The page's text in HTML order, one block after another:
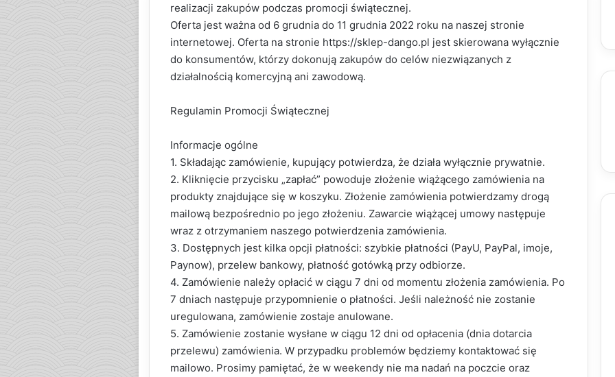
realizacji zakupów podczas promocji świątecznej.
Oferta jest ważna od 6 grudnia do 11 grudnia 2022 roku na naszej stronie
internetowej. Oferta na stronie https://sklep-dango.pl jest skierowana wyłącznie
do konsumentów, którzy dokonują zakupów do celów niezwiązanych z
działalnością komercyjną ani zawodową.
Regulamin Promocji Świątecznej
Informacje ogólne
1. Składając zamówienie, kupujący potwierdza, że działa wyłącznie prywatnie.
2. Kliknięcie przycisku „zapłać” powoduje złożenie wiążącego zamówienia na
produkty znajdujące się w koszyku. Złożenie zamówienia potwierdzamy drogą
mailową bezpośrednio po jego złożeniu. Zawarcie wiążącej umowy następuje
wraz z otrzymaniem naszego potwierdzenia zamówienia.
3. Dostępnych jest kilka opcji płatności: szybkie płatności (PayU, PayPal, imoje,
Paynow), przelew bankowy, płatność gotówką przy odbiorze.
4. Zamówienie należy opłacić w ciągu 7 dni od momentu złożenia zamówienia. Po
7 dniach następuje przypomnienie o płatności. Jeśli należność nie zostanie
uregulowana, zamówienie zostaje anulowane.
5. Zamówienie zostanie wysłane w ciągu 12 dni od opłacenia (dnia dotarcia
przelewu) zamówienia. W przypadku problemów będziemy kontaktować się
mailowo. Prosimy pamiętać, że w weekendy nie ma nadań na poczcie oraz